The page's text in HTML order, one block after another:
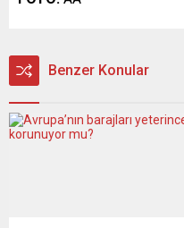
Benzer Konular